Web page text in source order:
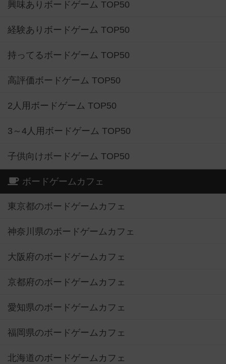
興味ありボードゲーム TOP50
経験ありボードゲーム TOP50
持ってるボードゲーム TOP50
高評価ボードゲーム TOP50
2人用ボードゲーム TOP50
3～4人用ボードゲーム TOP50
子供向けボードゲーム TOP50
ボードゲームカフェ
東京都のボードゲームカフェ
神奈川県のボードゲームカフェ
大阪府のボードゲームカフェ
京都府のボードゲームカフェ
愛知県のボードゲームカフェ
福岡県のボードゲームカフェ
北海道のボードゲームカフェ